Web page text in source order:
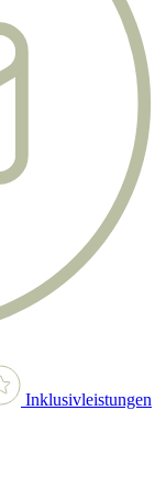
Inklusivleistungen